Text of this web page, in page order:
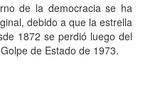
de la democracia se ha
debido a que la estrella
1872 se perdió luego del
de Estado de 1973.